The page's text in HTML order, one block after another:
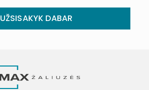
UŽSISAKYK DABAR